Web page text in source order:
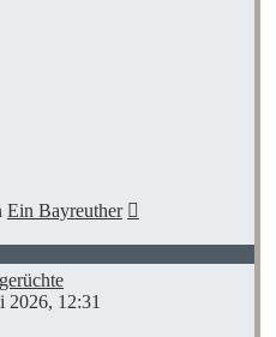
Ein Bayreuther
2026, 12:31